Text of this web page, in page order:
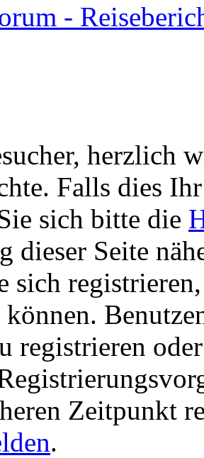
-
herzlich
Falls dies
sich bitte die
dieser Seite
sich
können.
registrieren
Zeitpunkt
.